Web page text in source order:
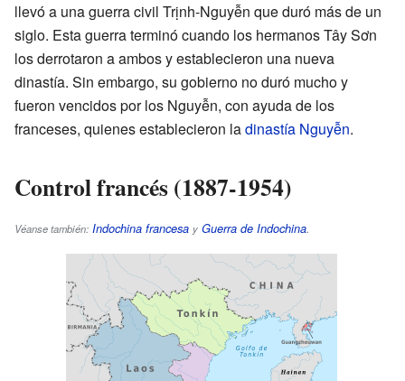
llevó a una guerra civil Trịnh-Nguyễn que duró más de un
siglo. Esta guerra terminó cuando los hermanos Tây Sơn
los derrotaron a ambos y establecieron una nueva
dinastía. Sin embargo, su gobierno no duró mucho y
fueron vencidos por los Nguyễn, con ayuda de los
franceses, quienes establecieron ladinastía Nguyễn.
Control francés (1887-1954)
Véanse también: Indochina francesa y Guerra de Indochina.